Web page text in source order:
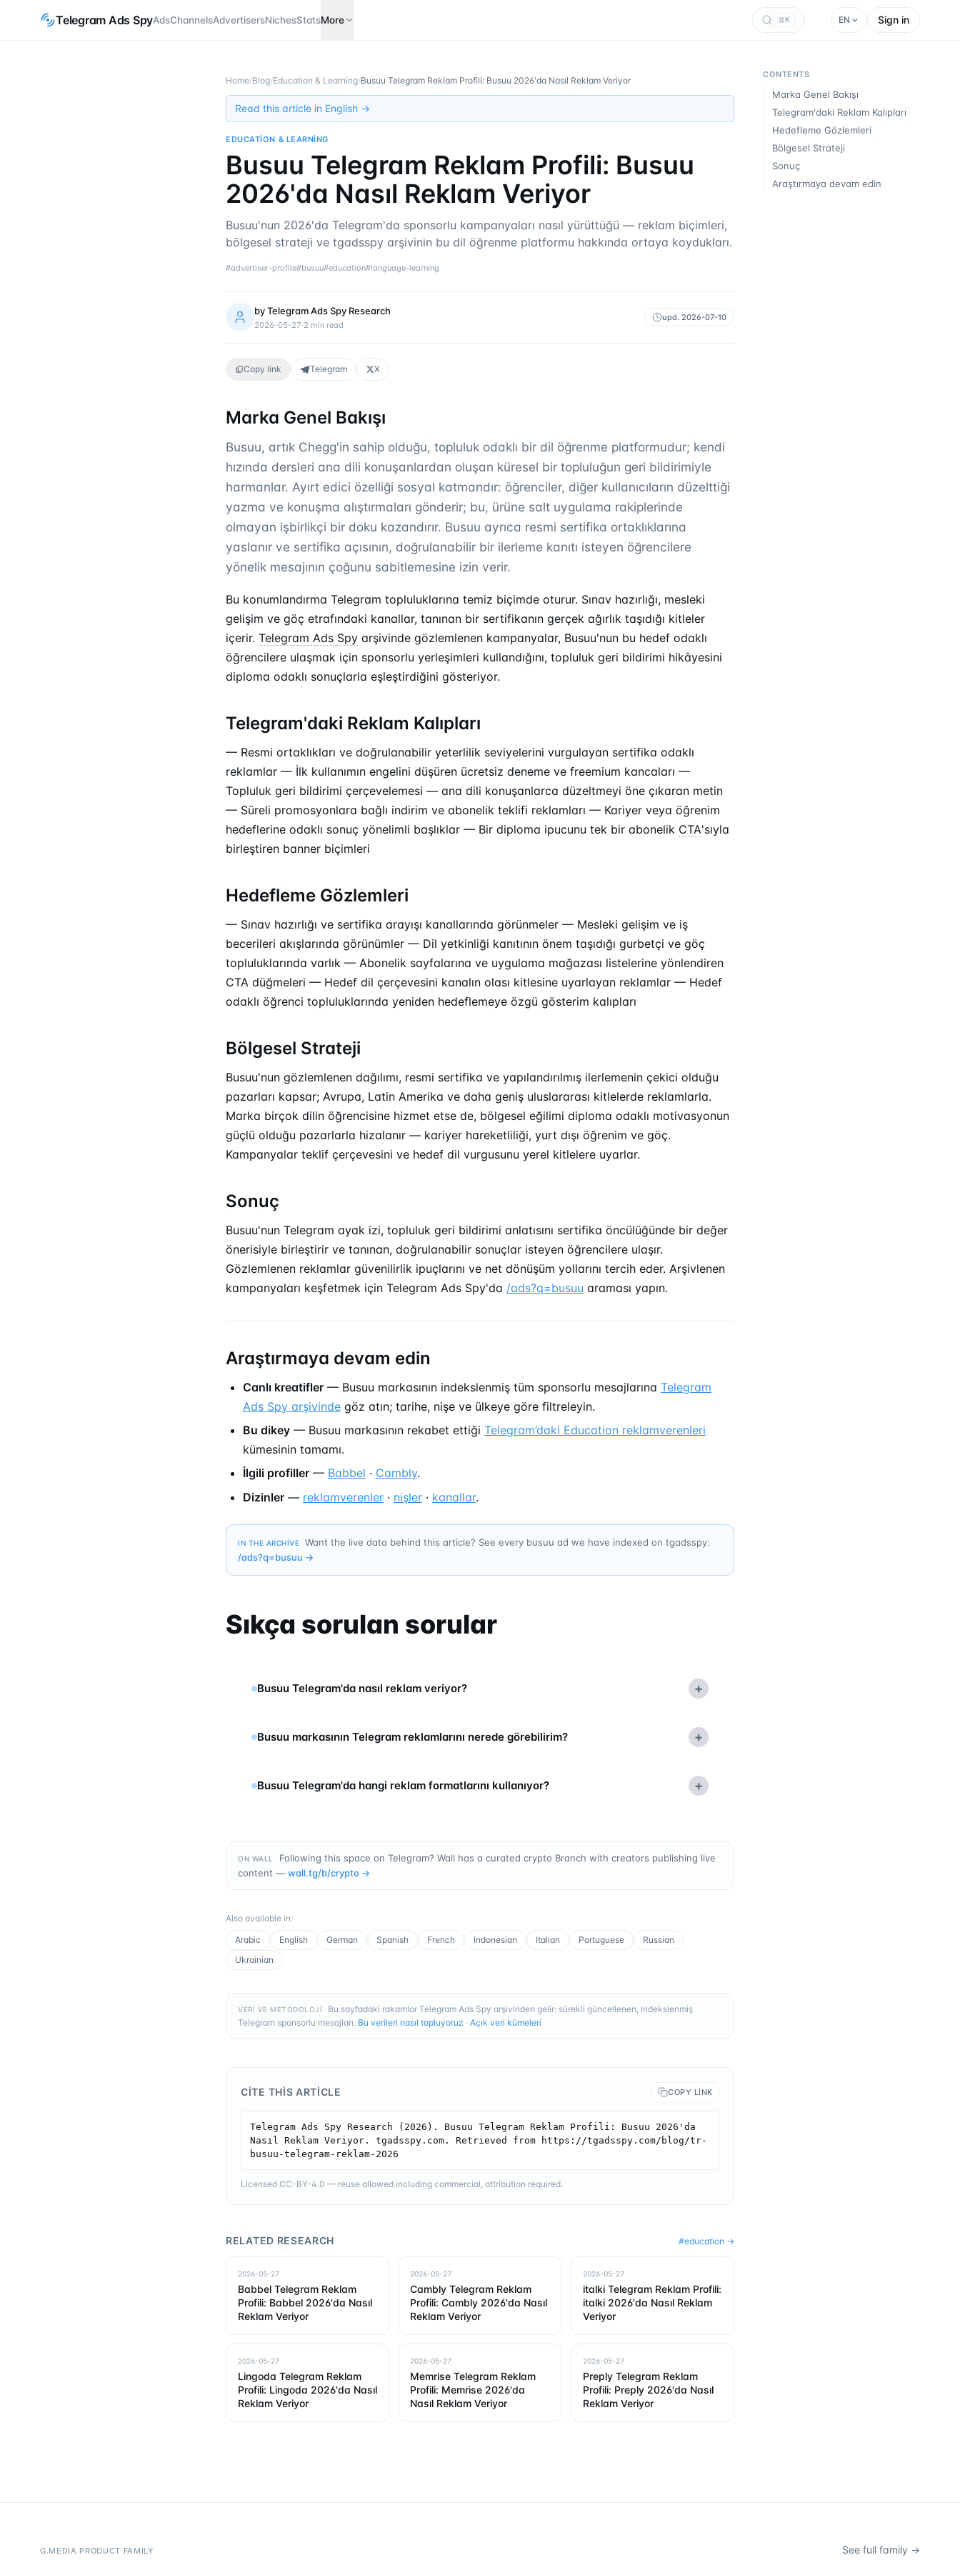
Telegram Ads SpyAdsChannelsAdvertisersNichesStatsMore K EN Sign in
Home/Blog/Education & Learning/Busuu Telegram Reklam Profili: Busuu 2026'da Nasıl Reklam Veriyor
Read this article in English →
EDUCATION & LEARNING
Busuu Telegram Reklam Profili: Busuu
2026'da Nasıl Reklam Veriyor
Busuu'nun 2026'da Telegram'da sponsorlu kampanyaları nasıl yürüttüğü — reklam biçimleri,
bölgesel strateji ve tgadsspy arşivinin bu dil öğrenme platformu hakkında ortaya koydukları.
#advertiser-profile#busuu#education#language-learning
byTelegram Ads Spy Research
2026-05-27·2 min read
upd. 2026-07-10
Copy link Telegram X
Marka Genel Bakışı
Busuu, artık Chegg'in sahip olduğu, topluluk odaklı bir dil öğrenme platformudur; kendi
hızında dersleri ana dili konuşanlardan oluşan küresel bir topluluğun geri bildirimiyle
harmanlar. Ayırt edici özelliği sosyal katmandır: öğrenciler, diğer kullanıcıların düzelttiği
yazma ve konuşma alıştırmaları gönderir; bu, ürüne salt uygulama rakiplerinde
olmayan işbirlikçi bir doku kazandırır. Busuu ayrıca resmi sertifika ortaklıklarına
yaslanır ve sertifika açısının, doğrulanabilir bir ilerleme kanıtı isteyen öğrencilere
yönelik mesajının çoğunu sabitlemesine izin verir.
Bu konumlandırma Telegram topluluklarına temiz biçimde oturur. Sınav hazırlığı, mesleki
gelişim ve göç etrafındaki kanallar, tanınan bir sertifikanın gerçek ağırlık taşıdığı kitleler
içerir. Telegram Ads Spy arşivinde gözlemlenen kampanyalar, Busuu'nun bu hedef odaklı
öğrencilere ulaşmak için sponsorlu yerleşimleri kullandığını, topluluk geri bildirimi hikâyesini
diploma odaklı sonuçlarla eşleştirdiğini gösteriyor.
Telegram'daki Reklam Kalıpları
— Resmi ortaklıkları ve doğrulanabilir yeterlilik seviyelerini vurgulayan sertifika odaklı
reklamlar — İlk kullanımın engelini düşüren ücretsiz deneme ve freemium kancaları —
Topluluk geri bildirimi çerçevelemesi — ana dili konuşanlarca düzeltmeyi öne çıkaran metin
— Süreli promosyonlara bağlı indirim ve abonelik teklifi reklamları — Kariyer veya öğrenim
hedeflerine odaklı sonuç yönelimli başlıklar — Bir diploma ipucunu tek bir abonelik CTA'sıyla
birleştiren banner biçimleri
Hedefleme Gözlemleri
— Sınav hazırlığı ve sertifika arayışı kanallarında görünmeler — Mesleki gelişim ve iş
becerileri akışlarında görünümler — Dil yetkinliği kanıtının önem taşıdığı gurbetçi ve göç
topluluklarında varlık — Abonelik sayfalarına ve uygulama mağazası listelerine yönlendiren
CTA düğmeleri — Hedef dil çerçevesini kanalın olası kitlesine uyarlayan reklamlar — Hedef
odaklı öğrenci topluluklarında yeniden hedeflemeye özgü gösterim kalıpları
Bölgesel Strateji
Busuu'nun gözlemlenen dağılımı, resmi sertifika ve yapılandırılmış ilerlemenin çekici olduğu
pazarları kapsar; Avrupa, Latin Amerika ve daha geniş uluslararası kitlelerde reklamlarla.
Marka birçok dilin öğrencisine hizmet etse de, bölgesel eğilimi diploma odaklı motivasyonun
güçlü olduğu pazarlarla hizalanır — kariyer hareketliliği, yurt dışı öğrenim ve göç.
Kampanyalar teklif çerçevesini ve hedef dil vurgusunu yerel kitlelere uyarlar.
Sonuç
Busuu'nun Telegram ayak izi, topluluk geri bildirimi anlatısını sertifika öncülüğünde bir değer
önerisiyle birleştirir ve tanınan, doğrulanabilir sonuçlar isteyen öğrencilere ulaşır.
Gözlemlenen reklamlar güvenilirlik ipuçlarını ve net dönüşüm yollarını tercih eder. Arşivlenen
kampanyaları keşfetmek için Telegram Ads Spy'da /ads?q=busuu araması yapın.
Araştırmaya devam edin
Canlı kreatifler — Busuu markasının indekslenmiş tüm sponsorlu mesajlarına Telegram
Ads Spy arşivinde göz atın; tarihe, nişe ve ülkeye göre filtreleyin.
Bu dikey — Busuu markasının rekabet ettiği Telegram’daki Education reklamverenleri
kümesinin tamamı.
İlgili profiller — Babbel · Cambly.
Dizinler — reklamverenler · nişler · kanallar.
IN THE ARCHIVE
Want the live data behind this article? See every busuu ad we have indexed on tgadsspy:
/ads?q=busuu →
Sıkça sorulan sorular
Busuu Telegram'da nasıl reklam veriyor? +
Busuu markasının Telegram reklamlarını nerede görebilirim? +
Busuu Telegram'da hangi reklam formatlarını kullanıyor? +
ON WALL
Following this space on Telegram? Wall has a curated crypto Branch with creators publishing live
content — wall.tg/b/crypto →
Also available in:
Arabic
English German Spanish French Indonesian Italian Portuguese
Russian
Ukrainian
VERI VE METODOLOJI
Bu sayfadaki rakamlar Telegram Ads Spy arşivinden gelir: sürekli güncellenen, indekslenmiş
Telegram sponsorlu mesajları. Bu verileri nasıl topluyoruz · Açık veri kümeleri
CITE THIS ARTICLE COPY LINK
Telegram Ads Spy Research (2026). Busuu Telegram Reklam Profili: Busuu 2026'da
Nasıl Reklam Veriyor. tgadsspy.com. Retrieved from https://tgadsspy.com/blog/tr-
busuu-telegram-reklam-2026
Licensed CC-BY-4.0 — reuse allowed including commercial, attribution required.
RELATED RESEARCH #education →
2026-05-27
Babbel Telegram Reklam
Profili: Babbel 2026'da Nasıl
Reklam Veriyor
2026-05-27
Cambly Telegram Reklam
Profili: Cambly 2026'da Nasıl
Reklam Veriyor
2026-05-27
italki Telegram Reklam Profili:
italki 2026'da Nasıl Reklam
Veriyor
2026-05-27
Lingoda Telegram Reklam
Profili: Lingoda 2026'da Nasıl
Reklam Veriyor
2026-05-27
Memrise Telegram Reklam
Profili: Memrise 2026'da
Nasıl Reklam Veriyor
2026-05-27
Preply Telegram Reklam
Profili: Preply 2026'da Nasıl
Reklam Veriyor
CONTENTS
Marka Genel Bakışı
Telegram'daki Reklam Kalıpları
Hedefleme Gözlemleri
Bölgesel Strateji
Sonuç
Araştırmaya devam edin
G.MEDIA PRODUCT FAMILY See full family →